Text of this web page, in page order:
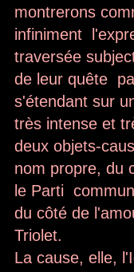
montrerons
infiniment
traversée
de leur quête
s'étendant sur
très intense et
deux objets-
nom propre, du
le Parti
du côté de
Triolet.
La cause, elle,